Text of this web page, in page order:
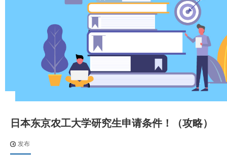
日本东京农工大学研究生申请条件！（攻略）
发布